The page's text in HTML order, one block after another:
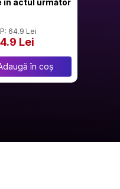
64.9 Lei
Lei
în coș